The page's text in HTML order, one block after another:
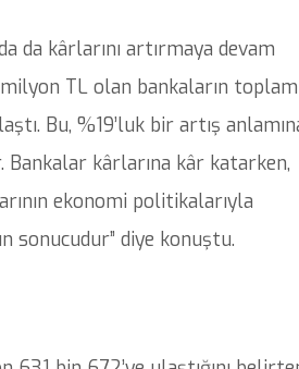
da kârlarını artırmaya devam
TL olan bankaların toplam
Bu, %19’luk bir artış
Bankalar kârlarına kâr katarken,
ekonomi politikalarıyla
sonucudur” diye konuştu.